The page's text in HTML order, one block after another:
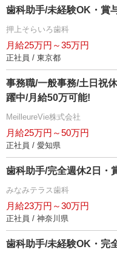
歯科助手/未経験OK・賞
押上そらいろ歯科
月給25万円～35万円
正社員 / 東京都
事務職/一般事務/土日祝
躍中/月給50万可能!
MeilleureVie株式会社
月給25万円～50万円
正社員 / 愛知県
歯科助手/完全週休2日・
みなみテラス歯科
月給23万円～30万円
正社員 / 神奈川県
歯科助手/未経験OK・完